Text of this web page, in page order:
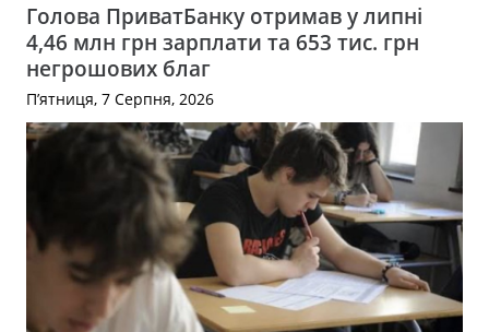
Голова ПриватБанку отримав у липні
4,46 млн грн зарплати та 653 тис. грн
негрошових благ
П’ятниця, 7 Серпня, 2026